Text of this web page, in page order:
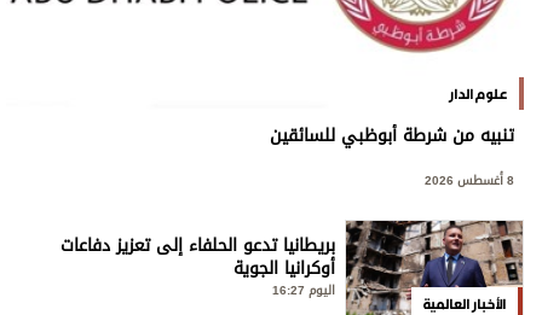
علوم الدار
تنبيه من شرطة أبوظبي للسائقين
8 أغسطس 2026
الأخبار العالمية
بريطانيا تدعو الحلفاء إلى تعزيز دفاعات
أوكرانيا الجوية
اليوم 16:27